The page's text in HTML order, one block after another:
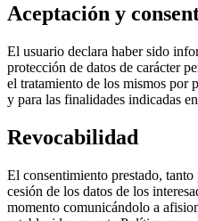
Aceptación y
El usuario declara haber sido
protección de datos de carácter
el tratamiento de los mismos por
y para las finalidades indicadas
Revocabilidad
El consentimiento prestado,
cesión de los datos de los
momento comunicándolo a